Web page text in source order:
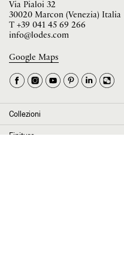
La tua occupazione è
Seleziona il paese
newsletter
Via Pialoi 32
30020 Marcon (Venezia) Italia
T +39 041 45 69 266
info@lodes.com
Google Maps
Collezioni
Finiture